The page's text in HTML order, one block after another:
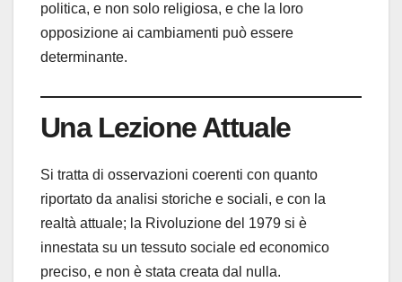
politica, e non solo religiosa, e che la loro
opposizione ai cambiamenti può essere
determinante.
Una Lezione Attuale
Si tratta di osservazioni coerenti con quanto
riportato da analisi storiche e sociali, e con la
realtà attuale; la Rivoluzione del 1979 si è
innestata su un tessuto sociale ed economico
preciso, e non è stata creata dal nulla.